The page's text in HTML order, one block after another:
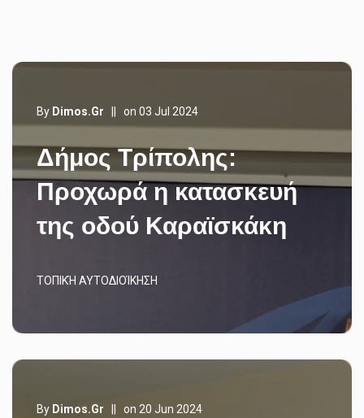
By Dimos.gr on 03 Jul 2024
Δήμος Τρίπολης:
Προχωρά η κατασκευή
της οδού Καραϊσκάκη
ΤΟΠΙΚΉ ΑΥΤΟΔΙΟΊΚΗΣΗ
By Dimos.gr on 20 Jun 2024